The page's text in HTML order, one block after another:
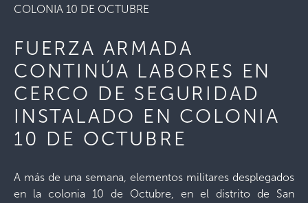
COLONIA 10 DE OCTUBRE
FUERZA ARMADA
CONTINÚA LABORES EN
CERCO DE SEGURIDAD
INSTALADO EN COLONIA
10 DE OCTUBRE
A más de una semana, elementos militares desplegados
en la colonia 10 de Octubre, en el distrito de San